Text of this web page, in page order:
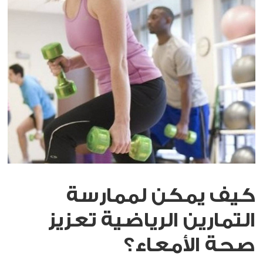
كيف يمكن لممارسة
التمارين الرياضية تعزيز
صحة الأمعاء؟